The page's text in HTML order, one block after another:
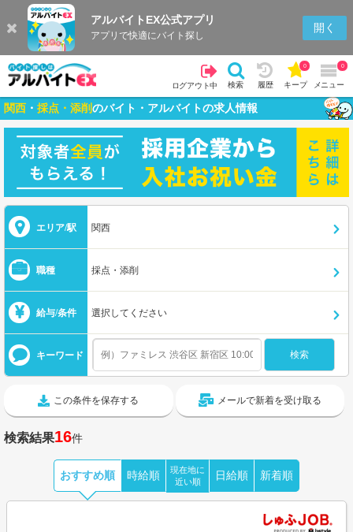
アルバイトEX公式アプリ
アプリで快適にバイト探し
開く
ログアウト中 検索 履歴 キープ
0
メニュー
0
関西 ・ 採点・添削のバイト・アルバイトの求人情報
エリア/駅 関西
職種 採点・添削
給与/条件 選択してください
キーワード
この条件を保存する メールで新着を受け取る
検索結果16件
おすすめ順 時給順
現在地に
近い順
日給順 新着順